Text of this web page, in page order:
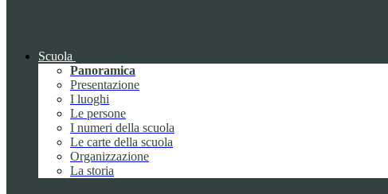
Scuola
Panoramica
Presentazione
I luoghi
Le persone
I numeri della scuola
Le carte della scuola
Organizzazione
La storia